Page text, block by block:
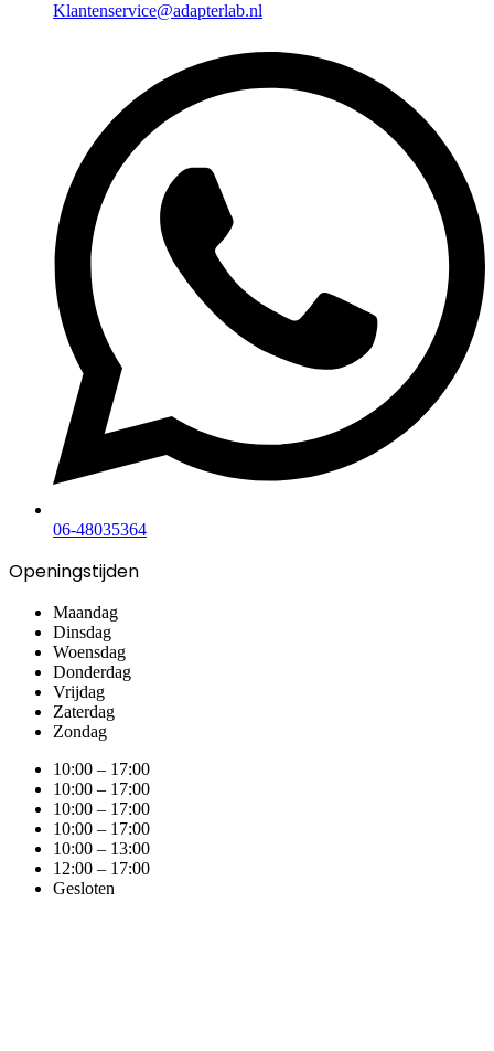
Klantenservice@adapterlab.nl
06-48035364
Openingstijden
Maandag
Dinsdag
Woensdag
Donderdag
Vrijdag
Zaterdag
Zondag
10:00 – 17:00
10:00 – 17:00
10:00 – 17:00
10:00 – 17:00
10:00 – 13:00
12:00 – 17:00
Gesloten